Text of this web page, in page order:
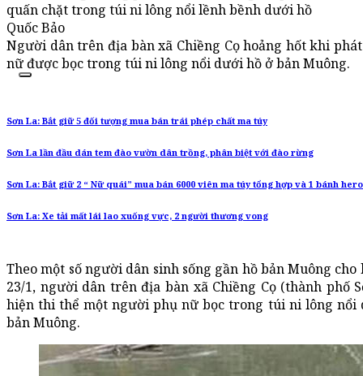
quấn chặt trong túi ni lông nổi lềnh bềnh dưới hồ
Quốc Bảo
Người dân trên địa bàn xã Chiềng Cọ hoảng hốt khi
nữ được bọc trong túi ni lông nổi dưới hồ ở bản Muông.
Sơn La: Bắt giữ 5 đối tượng mua bán trái phép chất ma túy
Sơn La lần đầu dán tem đào vườn dân trồng, phân biệt với đào rừng
Sơn La: Bắt giữ 2 “ Nữ quái” mua bán 6000 viên ma túy tổng hợp và 1 bánh
Sơn La: Xe tải mất lái lao xuống vực, 2 người thương vong
Theo một số người dân sinh sống gần hồ bản Muông
23/1, người dân trên địa bàn xã Chiềng Cọ (thành phố
hiện thi thể một người phụ nữ bọc trong túi ni lông nổi
bản Muông.